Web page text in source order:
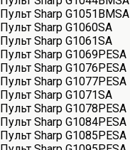
Пульт Sharp G1051BMSA
Пульт Sharp G1060SA
Пульт Sharp G1061SA
Пульт Sharp G1069PESA
Пульт Sharp G1076PESA
Пульт Sharp G1077PESA
Пульт Sharp G1071SA
Пульт Sharp G1078PESA
Пульт Sharp G1084PESA
Пульт Sharp G1085PESA